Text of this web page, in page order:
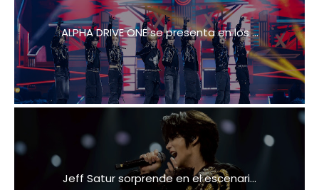
ALPHA DRIVE ONE se presenta en los ...
Jeff Satur sorprende en el escenari...